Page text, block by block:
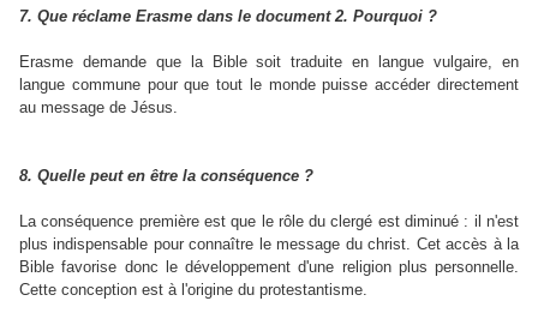
7. Que réclame Erasme dans le document 2. Pourquoi ?
Erasme demande que la Bible soit traduite en langue vulgaire, en
langue commune pour que tout le monde puisse accéder directement
au message de Jésus.
8. Quelle peut en être la conséquence ?
La conséquence première est que le rôle du clergé est diminué : il n'est
plus indispensable pour connaître le message du christ. Cet accès à la
Bible favorise donc le développement d'une religion plus personnelle.
Cette conception est à l'origine du protestantisme.